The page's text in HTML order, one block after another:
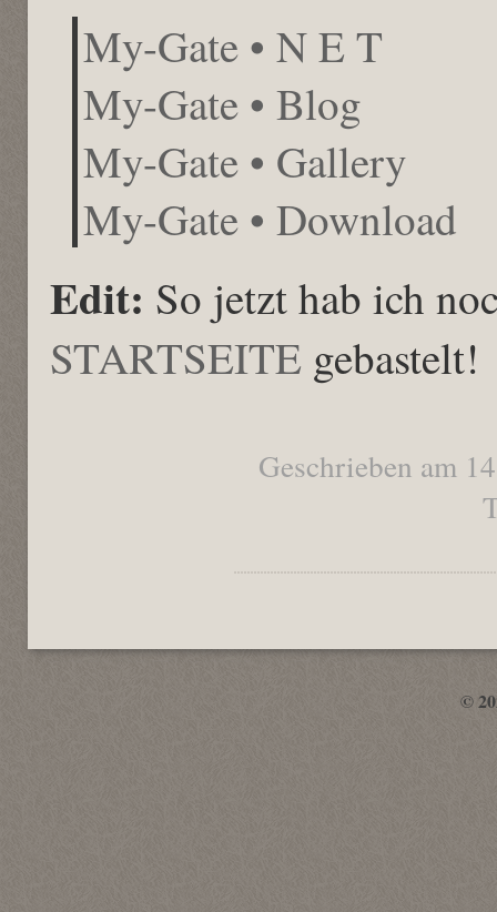
My-Gate • N E T
My-Gate • Blog
My-Gate • Gallery
My-Gate • Download
Edit: So jetzt hab ich
STARTSEITE gebastelt!
Geschrieben am
©